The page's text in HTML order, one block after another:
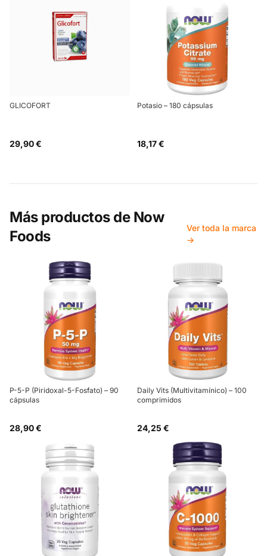
GLICOFORT
29,90 €
Potasio – 180 cápsulas
18,17 €
Más productos de Now
Foods
Ver toda la marca
→
P-5-P (Piridoxal-5-Fosfato) – 90
cápsulas
28,90 €
Daily Vits (Multivitamínico) – 100
comprimidos
24,25 €